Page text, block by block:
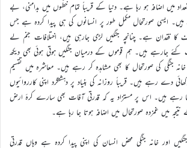
میں اضافہ ہو رہا ہے۔ دنیا کے قریباً تمام خطّوں میں بدامنی، بے
ہیں۔ ایسی صورتحال مکمل طور پر انسانوں کی ہی پیدا کردہ ہے جس
کا فقدان ہے۔ چنانچہ جنگیں لڑی جارہی ہیں، اختلافات جنم لے
کئے جارہے ہیں۔ ہم قوموں کے درمیان جنگیں ہوتی ہوئی بھی دیکھ
جنگی کی صورتحال کا بھی مشاہدہ کر رہے ہیں۔ معاشرہ میں تقسیم
دے رہے ہیں۔ قریباً روزانہ کی بنیاد پر دہشتگرد اپنی کارروائیوں
رہے ہیں۔ اس پر مستزاد یہ کہ قدرتی آفات بھی سارے کرۂ ارض
میں غمزدہ صورتحال میں اضافہ ہوتا جا رہا ہے۔
اور خانہ جنگی محض انسان کی اپنی پیدا کردہ ہے وہاں قدرتی